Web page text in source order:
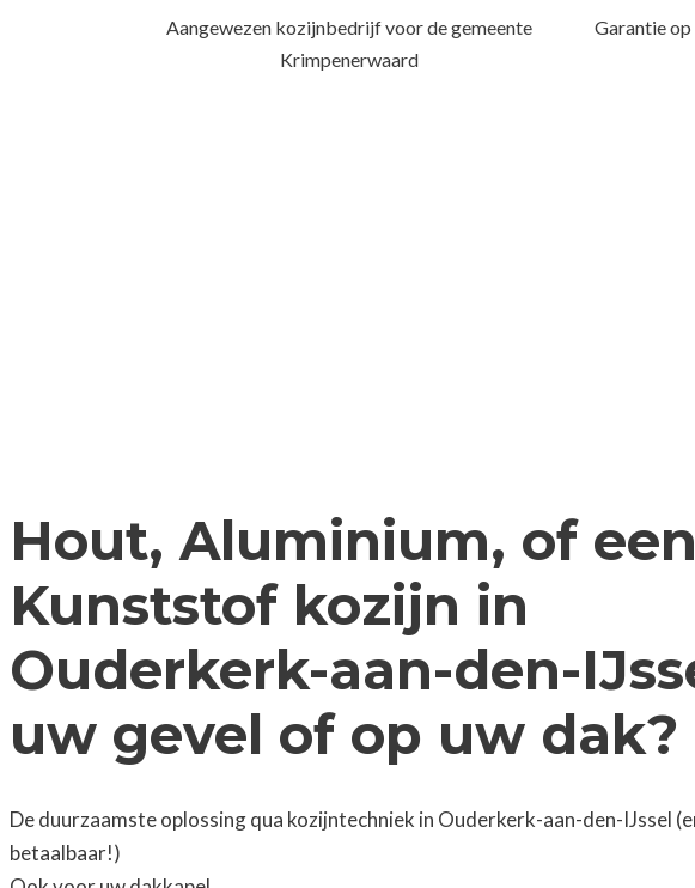
Aangewezen kozijnbedrijf voor de gemeente
Krimpenerwaard
Garantie
Hout, Aluminium, of een
Kunststof kozijn in
Ouderkerk-aan-den-
uw gevel of op uw dak?
De duurzaamste oplossing qua kozijntechniek in Ouderkerk-aan-den-IJssel
betaalbaar!)